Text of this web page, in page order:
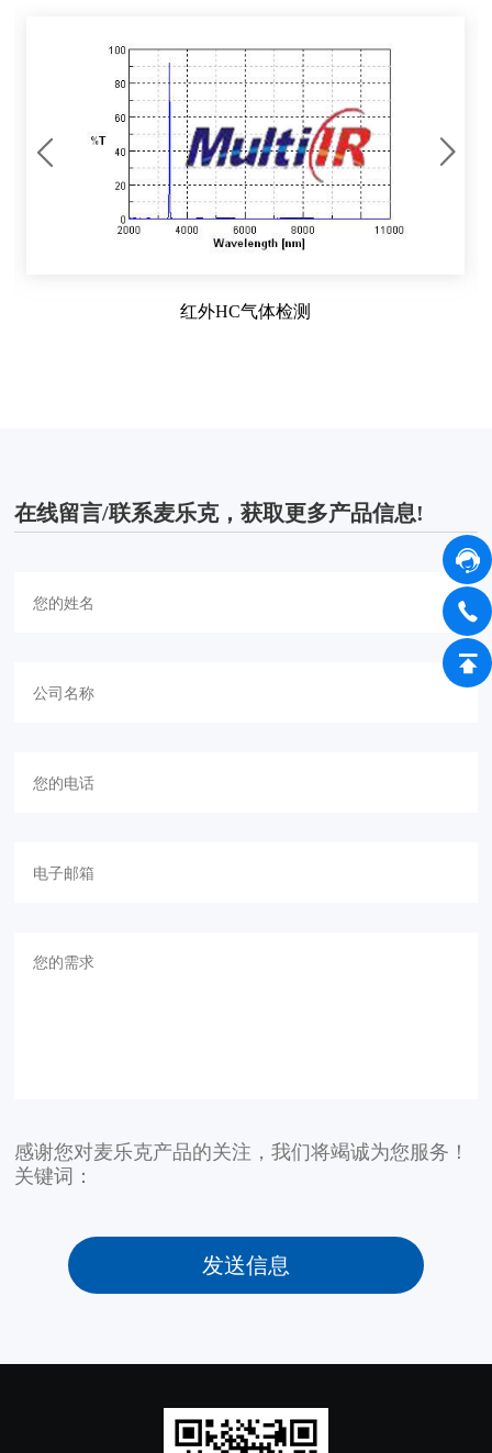
红外HC气体检测
在线留言/联系麦乐克，获取更多产品信息!
感谢您对麦乐克产品的关注，我们将竭诚为您服务！
关键词：
发送信息